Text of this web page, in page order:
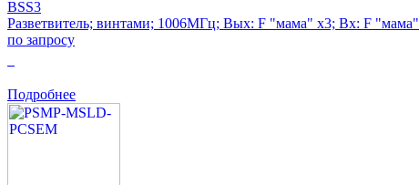
BSS3
Разветвитель; винтами; 1006МГц; Вых: F "мама" x3; Вх: F "мама"
по запросу
Подробнее